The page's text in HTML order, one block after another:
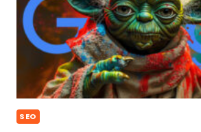
SEO